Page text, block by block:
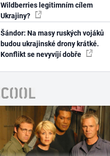
Wildberries legitimním cílem
Ukrajiny?
Šándor: Na masy ruských vojáků
budou ukrajinské drony krátké.
Konflikt se nevyvíjí dobře